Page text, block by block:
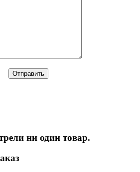
ни один товар.